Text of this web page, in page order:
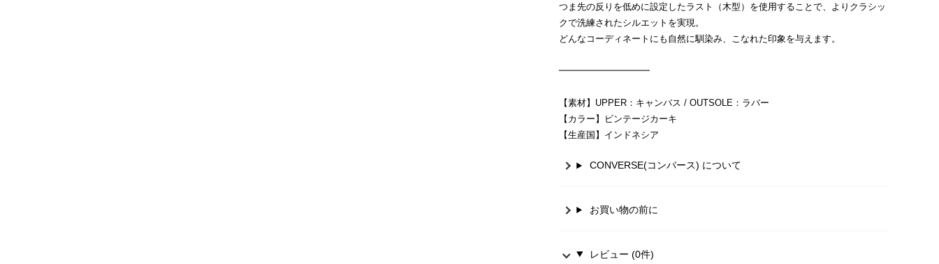
つま先の反りを低めに設定したラスト（木型）を使用することで、よりクラシッ
クで洗練されたシルエットを実現。
どんなコーディネートにも自然に馴染み、こなれた印象を与えます。
━━━━━━━━━━
【素材】UPPER：キャンバス / OUTSOLE：ラバー
【カラー】ビンテージカーキ
【生産国】インドネシア
CONVERSE(コンバース) について
お買い物の前に
レビュー (0件)